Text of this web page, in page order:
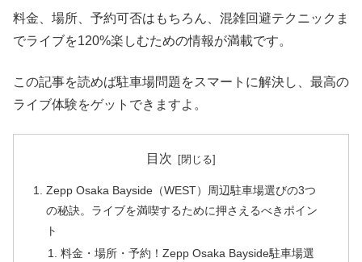
料金、場所、予約可否はもちろん、混雑回避テクニックま
でライブを120%楽しむための情報が満載です。
この記事を読めば駐車場問題をスマートに解決し、最高の
ライブ体験をゲットできますよ。
目次
Zepp Osaka Bayside（WEST）周辺駐車場選びの3つ
の秘訣。ライブを満喫するために押さえるべきポイン
ト
料金・場所・予約！Zepp Osaka Bayside駐車場選